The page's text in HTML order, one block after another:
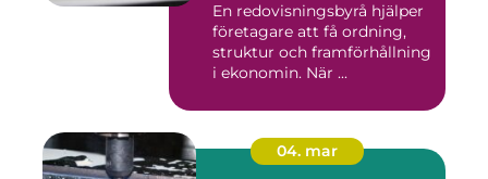
En redovisningsbyrå hjälper
företagare att få ordning,
struktur och framförhållning
i ekonomin. När ...
04. mar